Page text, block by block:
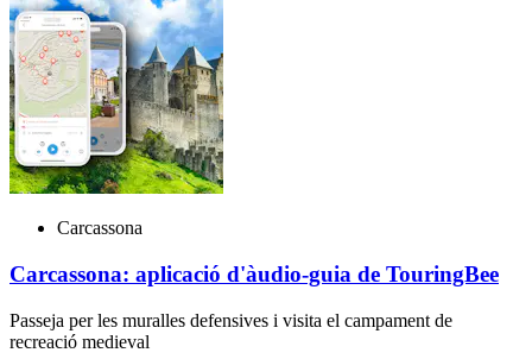
Carcassona
Carcassona: aplicació d'àudio-guia de TouringBee
Passeja per les muralles defensives i visita el campament de
recreació medieval